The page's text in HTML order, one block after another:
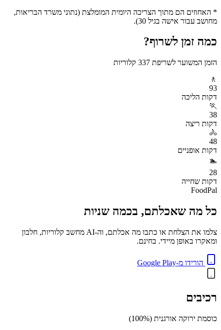
* האחוזים הם מתוך הצריכה היומית המומלצת (נתוני משרד הבריאות,
מחושב עבור אישה בגיל 30).
כמה זמן לשרוף?
הזמן המשוער לשריפת 337 קלוריות
🚶
93
דקות הליכה
🏃
38
דקות ריצה
🚴
48
דקות אופניים
🏊
28
דקות שחייה
FoodPal
כל מה שאכלתם, בכמה שניות
צלמו את הצלחת או כתבו מה אכלתם, וה-AI מחשב קלוריות, חלבון
ומאקרו באופן מיידי. בחינם.
הורידו מ-Google Play
רכיבים
כוסמת ירוקה אורגנית (100%)